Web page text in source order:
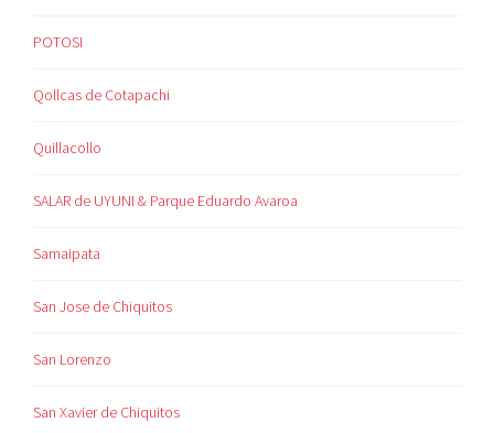
POTOSI
Qollcas de Cotapachi
Quillacollo
SALAR de UYUNI & Parque Eduardo Avaroa
Samaipata
San Jose de Chiquitos
San Lorenzo
San Xavier de Chiquitos